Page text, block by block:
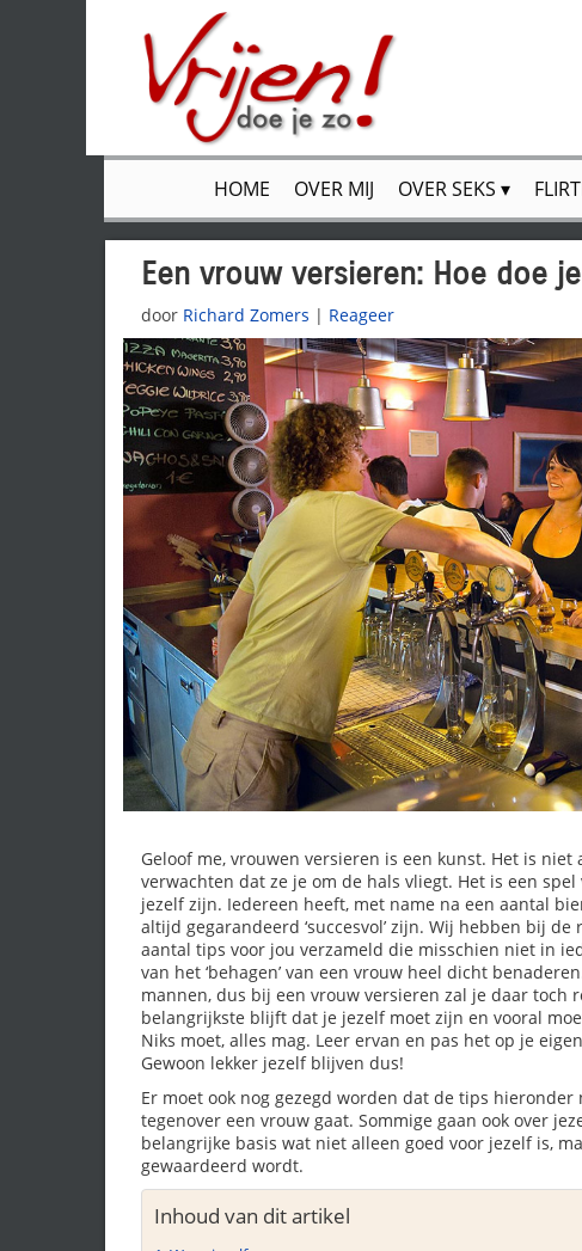
HOME OVER MIJ OVER SEKS
Een vrouw versieren: Hoe doe
door Richard Zomers | Reageer
Geloof me, vrouwen versieren is een kunst. Het is
verwachten dat ze je om de hals vliegt. Het is een
jezelf zijn. Iedereen heeft, met name na een aantal
altijd gegarandeerd ‘succesvol’ zijn. Wij hebben bij
aantal tips voor jou verzameld die misschien niet in
van het ‘behagen’ van een vrouw heel dicht
mannen, dus bij een vrouw versieren zal je daar toch
belangrijkste blijft dat je jezelf moet zijn en vooral
Niks moet, alles mag. Leer ervan en pas het op je
Gewoon lekker jezelf blijven dus!
Er moet ook nog gezegd worden dat de tips
tegenover een vrouw gaat. Sommige gaan ook over
belangrijke basis wat niet alleen goed voor jezelf is,
gewaardeerd wordt.
Inhoud van dit artikel